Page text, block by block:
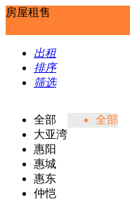
房屋租售
出租
排序
筛选
全部
大亚湾
惠阳
惠城
惠东
仲恺
全部